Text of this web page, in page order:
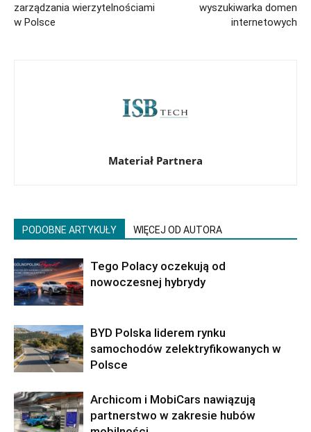
zarządzania wierzytelnościami
w Polsce
wyszukiwarka domen
internetowych
Materiał Partnera
PODOBNE ARTYKUŁY WIĘCEJ OD AUTORA
Tego Polacy oczekują od
nowoczesnej hybrydy
BYD Polska liderem rynku
samochodów zelektryfikowanych w
Polsce
Archicom i MobiCars nawiązują
partnerstwo w zakresie hubów